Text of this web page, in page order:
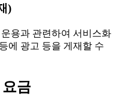
)
용과 관련하여 서비스화
에 광고 등을 게재할 수
금